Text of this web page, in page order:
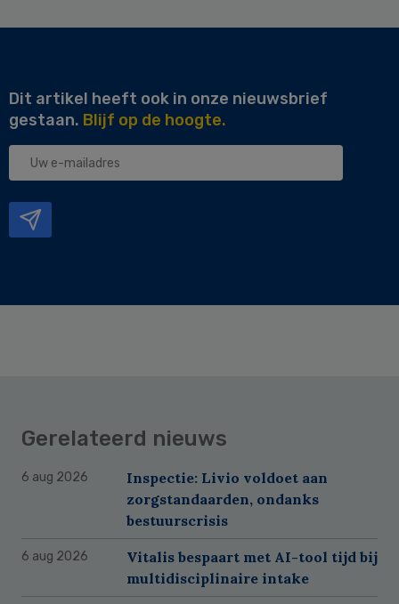
Dit artikel heeft ook in onze nieuwsbrief
gestaan. Blijf op de hoogte.
Uw
Gerelateerd nieuws
6 aug 2026
Inspectie: Livio voldoet aan
zorgstandaarden, ondanks
bestuurscrisis
6 aug 2026
Vitalis bespaart met AI-tool tijd bij
multidisciplinaire intake